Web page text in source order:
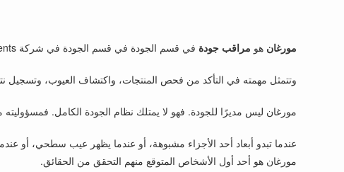
مورغان هو مراقب جودة في قسم الجودة في قسم الجودة في شركة Northbridge Components. وهو يعمل على مستوى فني تحت إشراف إيفانز، مدير الجودة، ويدعم إجراءات الفحص اليومية في أرضية المتجر.
وتتمثل مهمته في التأكد من فحص المنتجات، واكتشاف العيوب، وتسجيل
مورغان ليس مديرًا للجودة. فهو لا يمتلك نظام الجودة الكامل. فمسؤوليته
عندما تبدو أبعاد أحد الأجزاء مشبوهة، أو عندما يظهر عيب سطحي، أو
مورغان هو أحد أول الأشخاص المتوقع منهم التحقق من الحقائق.